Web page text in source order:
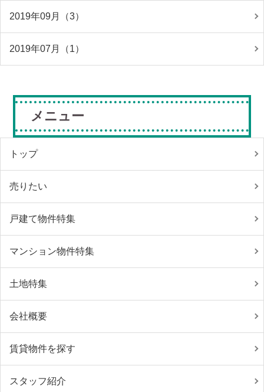
2019年09月（3）
2019年07月（1）
メニュー
トップ
売りたい
戸建て物件特集
マンション物件特集
土地特集
会社概要
賃貸物件を探す
スタッフ紹介